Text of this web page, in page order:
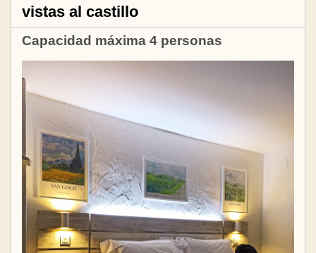
vistas al castillo
Capacidad máxima 4 personas